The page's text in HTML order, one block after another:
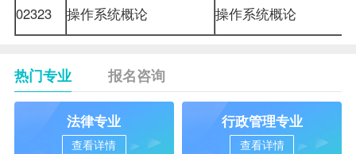
02323 操作系统概论 操作系统概论
热门专业 报名咨询
法律专业
查看详情
行政管理专业
查看详情